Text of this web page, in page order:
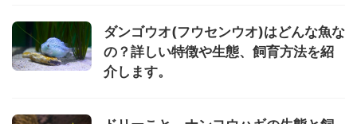
ダンゴウオ(フウセンウオ)はどんな魚な
の？詳しい特徴や生態、飼育方法を紹
介します。